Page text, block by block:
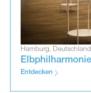
Hamburg, Deutschland
Elbphilharmonie
Entdecken